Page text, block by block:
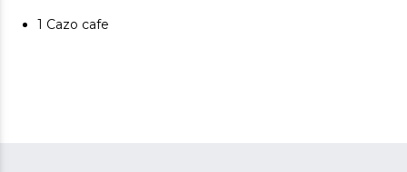
1 Cazo cafe